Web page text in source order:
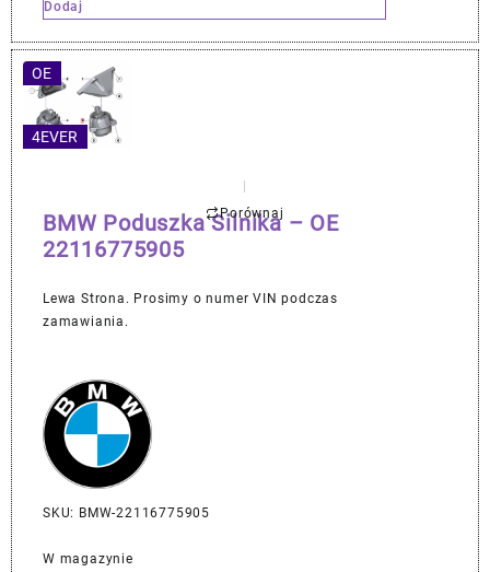
Dodaj
OE
4EVER
Porównaj
BMW Poduszka Silnika – OE
22116775905
Lewa Strona. Prosimy o numer VIN podczas
zamawiania.
SKU: BMW-22116775905
W magazynie